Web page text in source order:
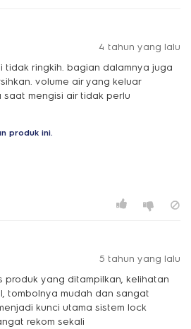
4 tahun yang lalu
ringkih. bagian dalamnya juga
volume air yang keluar
mengisi air tidak perlu
produk ini.
5 tahun yang lalu
produk yang ditampilkan, kelihatan
tombolnya mudah dan sangat
kunci utama sistem lock
rekom sekali